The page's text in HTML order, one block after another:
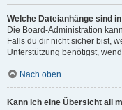
Welche Dateianhänge sind
Die Board-Administration
Falls du dir nicht sicher bist,
Unterstützung benötigst,
Nach oben
Kann ich eine Übersicht all